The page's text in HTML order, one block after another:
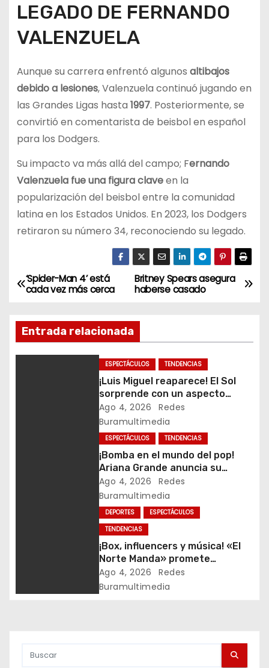
LEGADO DE FERNANDO
VALENZUELA
Aunque su carrera enfrentó algunos altibajos
debido a lesiones, Valenzuela continuó jugando en
las Grandes Ligas hasta 1997. Posteriormente, se
convirtió en comentarista de beisbol en español
para los Dodgers.
Su impacto va más allá del campo; Fernando
Valenzuela fue una figura claveen la
popularización del beisbol entre la comunidad
latina en los Estados Unidos. En 2023, los Dodgers
retiraron su número 34, reconociendo su legado.
N
v
e
e
Britney Spears asegura
haberse casado
‘Spider-Man 4’ está
cada vez más cerca
Entrada relacionada
ESPECTÁCULOS TENDENCIAS
¡Luis Miguel reaparece! El Sol
sorprende con un aspecto
renovado tras rumores sobre
su salud
Ago 4, 2026
Redes
Buramultimedia
ESPECTÁCULOS TENDENCIAS
¡Bomba en el mundo del pop!
Ariana Grande anuncia su
retiro, tras la polémica por su
apariencia
Ago 4, 2026
Redes
Buramultimedia
DEPORTES
ESPECTÁCULOS
TENDENCIAS
¡Box, influencers y música! «El
Norte Manda» promete
encender Hermosillo con una
Noche Suprema
Ago 4, 2026
Redes
Buramultimedia